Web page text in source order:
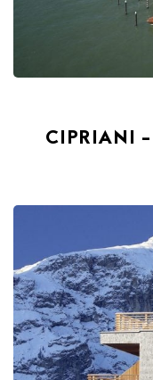
CIPRIANI